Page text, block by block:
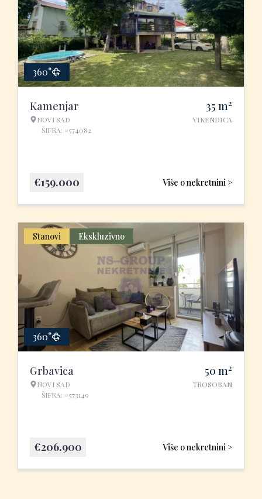
360°
Kamenjar
NOVI SAD
ŠIFRA: #574082
35 m2
VIKENDICA
Više o nekretnini >
€159.000
Stanovi Ekskluzivno
360°
Grbavica
NOVI SAD
ŠIFRA: #573149
50 m2
TROSOBAN
Više o nekretnini >
€206.900